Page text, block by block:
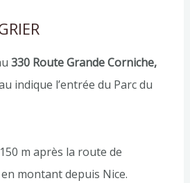
330 Route Grande Corniche,
indique l’entrée du Parc du
m après la route de
montant depuis Nice.